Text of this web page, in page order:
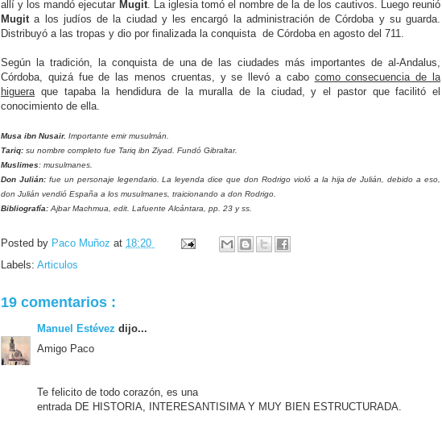
allí y los mandó ejecutar Mugit. La iglesia tomó el nombre de la de los cautivos. Luego reunió
Mugita los judíos de la ciudad y les encargó la administración de Córdoba y su guarda.
Distribuyó a las tropas y dio por finalizada la conquista de Córdoba en agosto del 711.
Según la tradición, la conquista de una de las ciudades más importantes de al-Andalus,
Córdoba, quizá fue de las menos cruentas, y se llevó a cabo como consecuencia de la
higueraque tapaba la hendidura de la muralla de la ciudad, y el pastor que facilitó el
conocimiento de ella.
Musa ibn Nusair. Importante emir musulmán.
Tariq: su nombre completo fue Tariq ibn Ziyad. Fundó Gibraltar.
Muslimes: musulmanes.
Don Julián:fue un personaje legendario. La leyenda dice que don Rodrigo violó a la hija de Julián, debido a eso,
don Julián vendió España a los musulmanes, traicionando a don Rodrigo.
Bibliografía: Ajbar Machmua, edit. Lafuente Alcántara, pp. 23 y ss.
Posted by Paco Muñoz at 18:20
Labels: Articulos
19 comentarios :
Manuel Estévez dijo...
Amigo Paco
Te felicito de todo corazón, es una
entrada DE HISTORIA, INTERESANTISIMA Y MUY BIEN ESTRUCTURADA.